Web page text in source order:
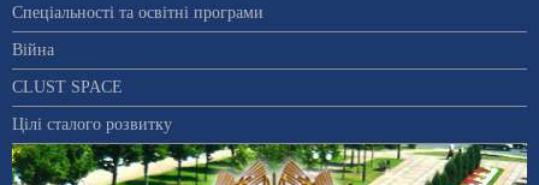
Спеціальності та освітні програми
Війна
CLUST SPACE
Цілі сталого розвитку